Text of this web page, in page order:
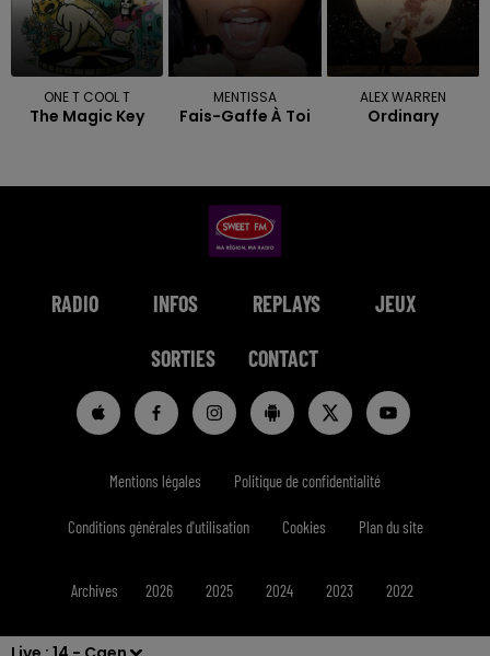
ONE T COOL T
The Magic Key
MENTISSA
Fais-Gaffe À Toi
ALEX WARREN
Ordinary
RADIO INFOS REPLAYS JEUX
SORTIES CONTACT
Mentions légales Politique de confidentialité
Conditions générales d'utilisation Cookies Plan du site
Archives 2026 2025 2024 2023 2022